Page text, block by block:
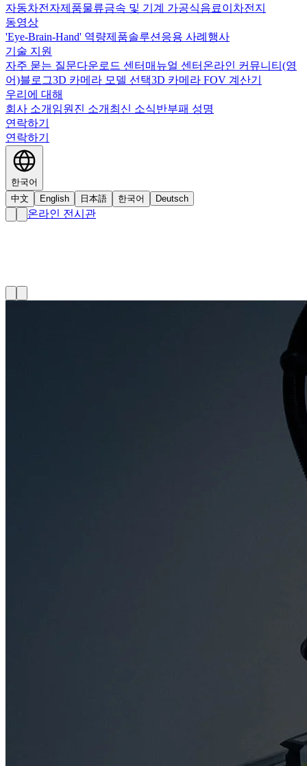
자동차전자제품물류금속 및 기계 가공식음료이차전지
동영상
'Eye-Brain-Hand' 역량제품솔루션 응용 사례 행사
기술 지원
자주 묻는 질문다운로드 센터 매뉴얼 센터 온라인 커뮤니티(영
어)블로그3D 카메라 모델 선택3D 카메라 FOV 계산기
우리에 대해
회사 소개 임원진 소개 최신 소식반부패 성명
연락하기
연락하기
한국어
中文
English 日本語 한국어 Deutsch
온라인 전시관